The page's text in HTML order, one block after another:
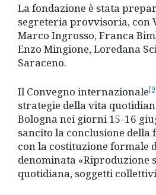
La fondazione è stata
segreteria provvisoria, con
Marco Ingrosso, Franca
Enzo Mingione, Loredana
Saraceno.
Il Convegno internazionale
strategie della vita
Bologna nei giorni 15-16
sancito la conclusione
con la costituzione formale
denominata «Riproduzione
quotidiana, soggetti